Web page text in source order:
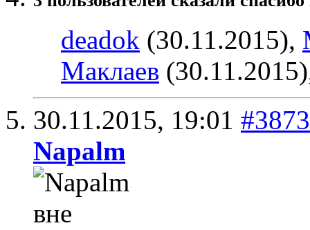
deadok (30.11.2015),
Маклаев
30.11.2015, 19:01 #3873
Napalm